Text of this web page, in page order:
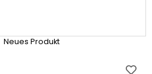
Neues Produkt